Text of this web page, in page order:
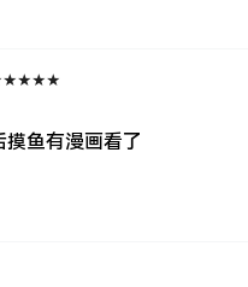
摸鱼有漫画看了